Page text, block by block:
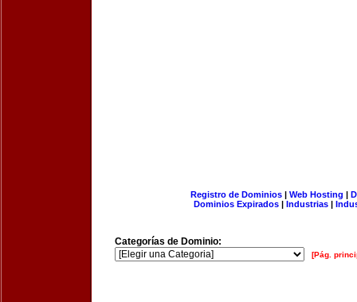
Registro de Dominios| Web Hosting |
Dominios Expirados | Industrias |
Categorías de Dominio:
[Pág.